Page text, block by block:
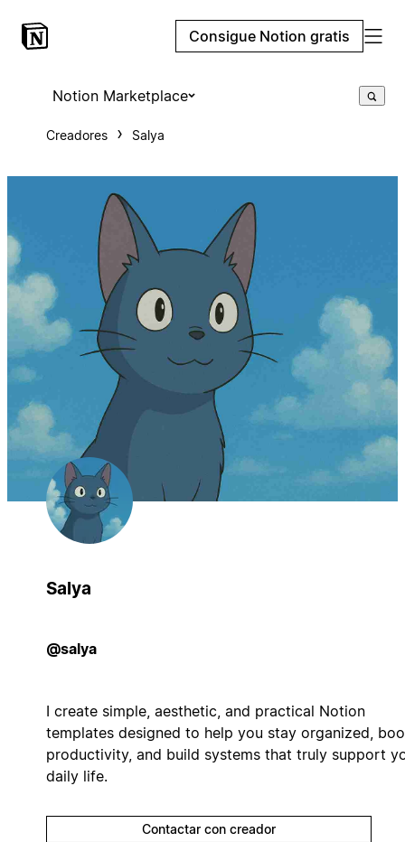
Consigue Notion gratis
Notion Marketplace
Creadores Salya
Salya
@salya
I create simple, aesthetic, and practical Notion
templates designed to help you stay organized,
productivity, and build systems that truly support
daily life.
Contactar con creador